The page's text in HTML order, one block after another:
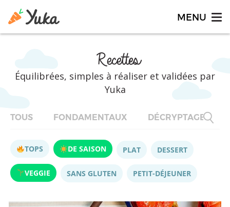
Recettes
Équilibrées, simples à réaliser et validées par
Yuka
TOUS FONDAMENTAUX DÉCRYPTAGES
TOPS DE SAISON PLAT DESSERT
VEGGIE SANS GLUTEN PETIT-DÉJEUNER